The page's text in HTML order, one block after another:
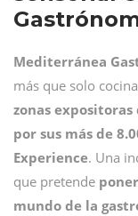
Mediterránea
más que solo
zonas
por sus más de
Experience. Una
que pretende
mundo de la